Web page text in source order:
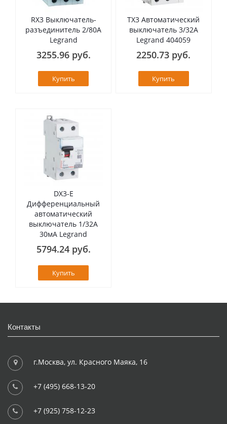
RX3 Выключатель-
разъединитель 2/80А
Legrand
3255.96 руб.
Купить
TX3 Автоматический
выключатель 3/32А
Legrand 404059
2250.73 руб.
Купить
DX3-E
Дифференциальный
автоматический
выключатель 1/32А
30мА Legrand
5794.24 руб.
Купить
Контакты
г.Москва, ул. Красного Маяка, 16
+7 (495) 668-13-20
+7 (925) 758-12-23